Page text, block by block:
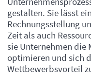
gestalten. Sie lässt
Rechnungsstellung
Zeit als auch
sie Unternehmen die
optimieren und sich
Wettbewerbsvorteil